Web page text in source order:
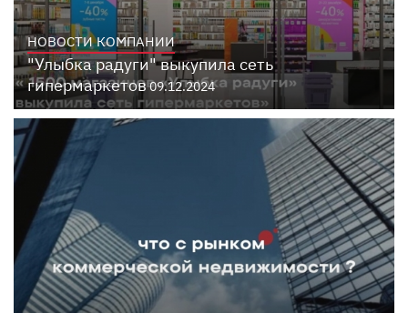
НОВОСТИ КОМПАНИИ
"Улыбка радуги" выкупила сеть
гипермаркетов 09.12.2024